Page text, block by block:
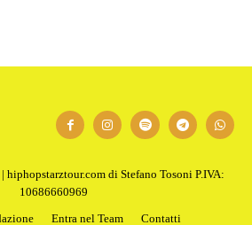
di Stefano Tosoni P.IVA:
10686660969
Entra nel Team Contatti